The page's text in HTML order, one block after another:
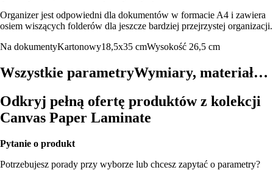
Organizer jest odpowiedni dla dokumentów w formacie A4 i zawiera
osiem wiszących folderów dla jeszcze bardziej przejrzystej organizacji.
Na dokumentyKartonowy18,5x35 cmWysokość 26,5 cm
Wszystkie parametryWymiary, materiał…
Odkryj pełną ofertę produktów z kolekcji
Canvas Paper Laminate
Pytanie o produkt
Potrzebujesz porady przy wyborze lub chcesz zapytać o parametry?